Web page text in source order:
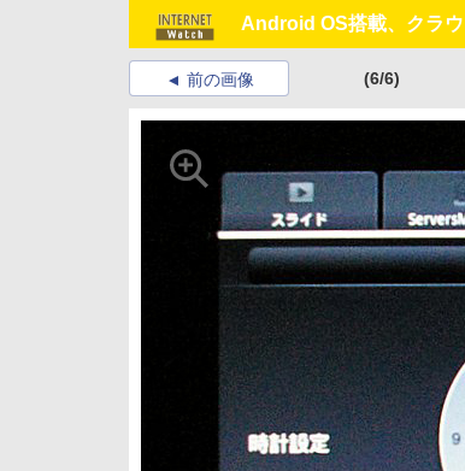
Android OS搭載、クラ
前の画像 (6/6)